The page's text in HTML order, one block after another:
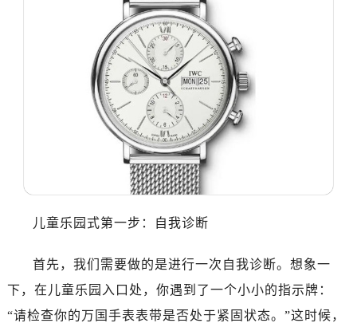
儿童乐园式第一步：自我诊断
首先，我们需要做的是进行一次自我诊断。想象一
下，在儿童乐园入口处，你遇到了一个小小的指示牌：
“请检查你的万国手表表带是否处于紧固状态。”这时候，